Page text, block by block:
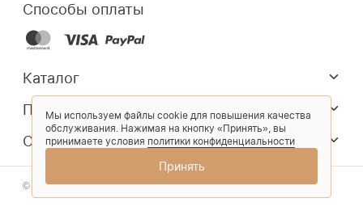
Способы оплаты
Каталог
Покупателям
О компании
© 2026 Salmi. Все права защищены
Мы используем файлы cookie для повышения качества
обслуживания. Нажимая на кнопку «Принять», вы
принимаете условия политики конфиденциальности
Принять